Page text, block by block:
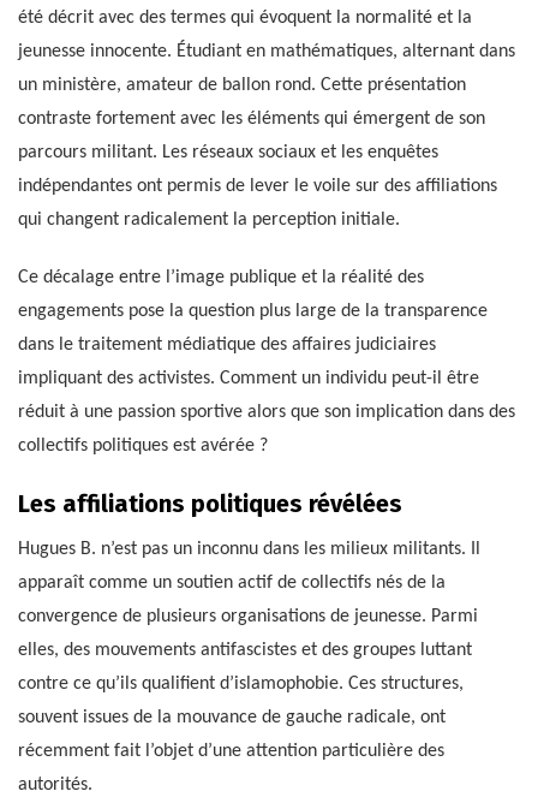
été décrit avec des termes qui évoquent la normalité et la
jeunesse innocente. Étudiant en mathématiques, alternant dans
un ministère, amateur de ballon rond. Cette présentation
contraste fortement avec les éléments qui émergent de son
parcours militant. Les réseaux sociaux et les enquêtes
indépendantes ont permis de lever le voile sur des affiliations
qui changent radicalement la perception initiale.
Ce décalage entre l’image publique et la réalité des
engagements pose la question plus large de la transparence
dans le traitement médiatique des affaires judiciaires
impliquant des activistes. Comment un individu peut-il être
réduit à une passion sportive alors que son implication dans des
collectifs politiques est avérée ?
Les affiliations politiques révélées
Hugues B. n’est pas un inconnu dans les milieux militants. Il
apparaît comme un soutien actif de collectifs nés de la
convergence de plusieurs organisations de jeunesse. Parmi
elles, des mouvements antifascistes et des groupes luttant
contre ce qu’ils qualifient d’islamophobie. Ces structures,
souvent issues de la mouvance de gauche radicale, ont
récemment fait l’objet d’une attention particulière des
autorités.